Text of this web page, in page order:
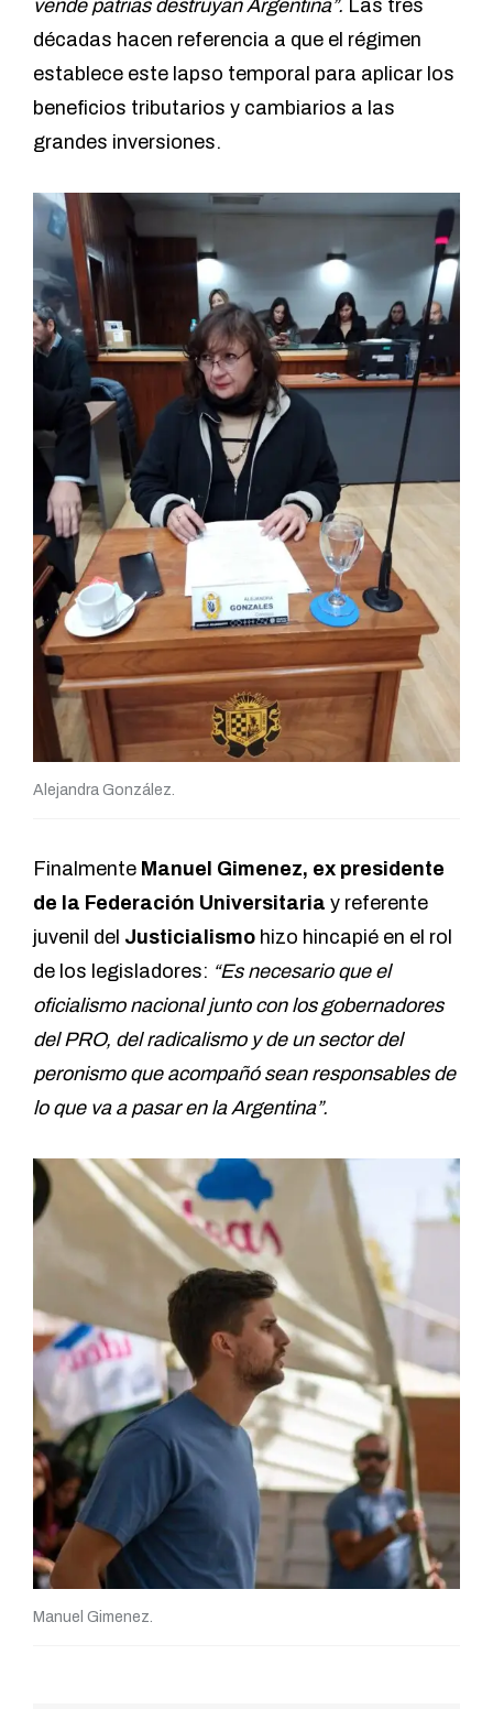
vende patrias destruyan Argentina”. Las tres
décadas hacen referencia a que el régimen
establece este lapso temporal para aplicar los
beneficios tributarios y cambiarios a las
grandes inversiones.
Alejandra González.
Finalmente Manuel Gimenez, ex presidente
de la Federación Universitaria y referente
juvenil del Justicialismo hizo hincapié en el rol
de los legisladores: “Es necesario que el
oficialismo nacional junto con los gobernadores
del PRO, del radicalismo y de un sector del
peronismo que acompañó sean responsables de
lo que va a pasar en la Argentina”.
Manuel Gimenez.